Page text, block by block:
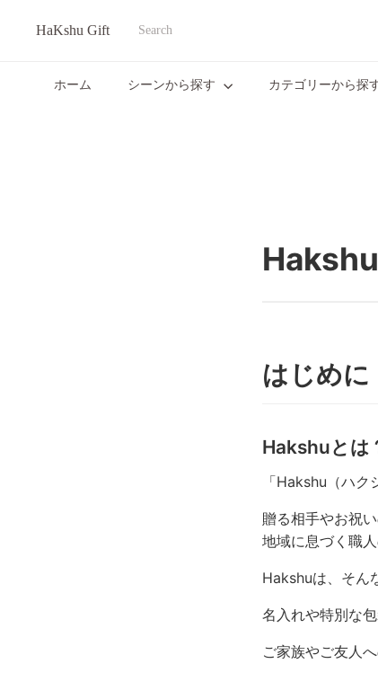
missing:HaKshu Gift Search
ホーム シーンから探す カテゴリーから探
はじめ
Hakshuとは
「Hakshu（ハ
贈る相手やお祝
地域に息づく職
Hakshuは、そん
名入れや特別な
ご家族やご友人